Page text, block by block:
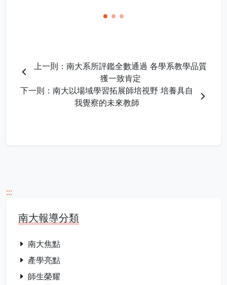
上一則：南大系所評鑑全數通過 各學系教學品質
獲一致肯定
下一則：南大以場域學習拓展師培視野 培養具自
我覺察的未來教師
:::
南大報導分類
南大焦點
產學亮點
師生榮耀